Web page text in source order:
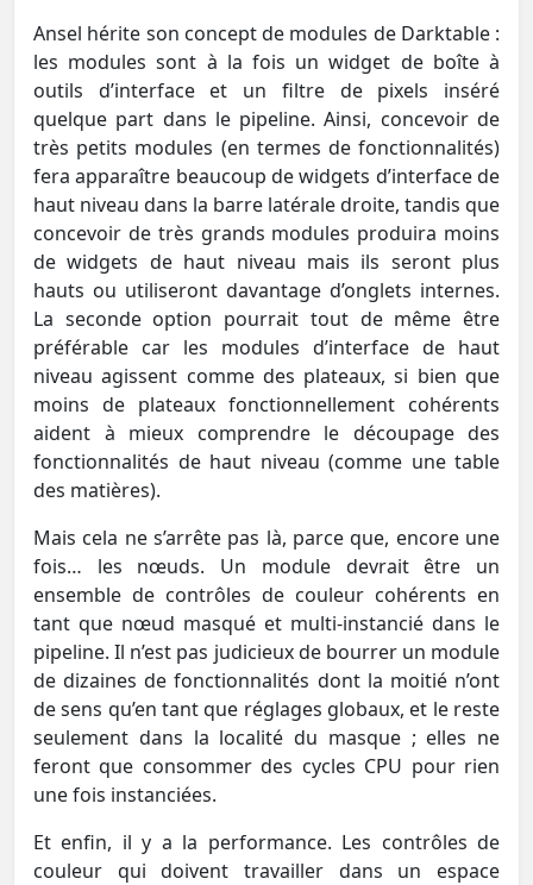
Ansel hérite son concept de modules de Darktable :
les modules sont à la fois un widget de boîte à
outils d’interface et un filtre de pixels inséré
quelque part dans le pipeline. Ainsi, concevoir de
très petits modules (en termes de fonctionnalités)
fera apparaître beaucoup de widgets d’interface de
haut niveau dans la barre latérale droite, tandis que
concevoir de très grands modules produira moins
de widgets de haut niveau mais ils seront plus
hauts ou utiliseront davantage d’onglets internes.
La seconde option pourrait tout de même être
préférable car les modules d’interface de haut
niveau agissent comme des plateaux, si bien que
moins de plateaux fonctionnellement cohérents
aident à mieux comprendre le découpage des
fonctionnalités de haut niveau (comme une table
des matières).
Mais cela ne s’arrête pas là, parce que, encore une
fois… les nœuds. Un module devrait être un
ensemble de contrôles de couleur cohérents en
tant que nœud masqué et multi-instancié dans le
pipeline. Il n’est pas judicieux de bourrer un module
de dizaines de fonctionnalités dont la moitié n’ont
de sens qu’en tant que réglages globaux, et le reste
seulement dans la localité du masque ; elles ne
feront que consommer des cycles CPU pour rien
une fois instanciées.
Et enfin, il y a la performance. Les contrôles de
couleur qui doivent travailler dans un espace